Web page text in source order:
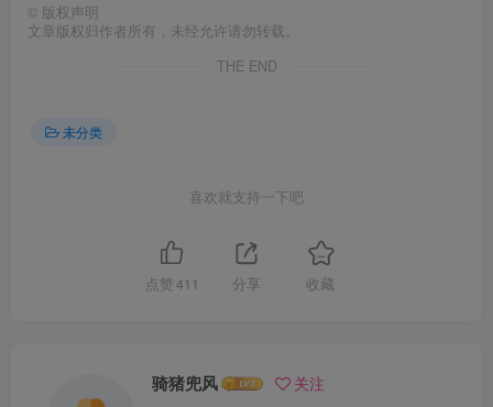
© 版权声明
文章版权归作者所有，未经允许请勿转载。
THE END
未分类
喜欢就支持一下吧
点赞 411 分享 收藏
骑猪兜风 关注